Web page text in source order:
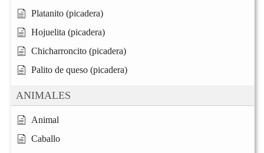
Platanito (picadera)
Hojuelita (picadera)
Chicharroncito (picadera)
Palito de queso (picadera)
ANIMALES
Animal
Caballo